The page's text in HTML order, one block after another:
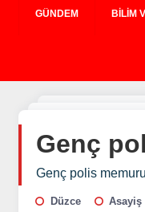
GÜNDEM BILIM
Genç
Genç polis
Düzce Asayiş